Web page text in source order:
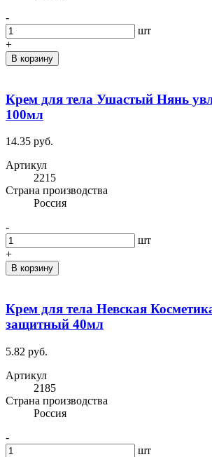
-
шт
+
В корзину
Крем для тела Ушастый Нянь
100мл
14.35 руб.
Артикул
2215
Cтрана производства
Россия
-
шт
+
В корзину
Крем для тела Невская
защитный 40мл
5.82 руб.
Артикул
2185
Cтрана производства
Россия
-
шт